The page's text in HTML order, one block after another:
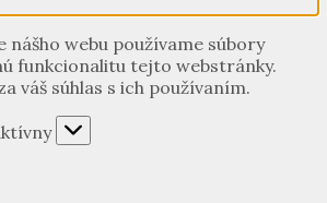
nášho webu používame súbory
funkcionalitu tejto webstránky.
váš súhlas s ich používaním.